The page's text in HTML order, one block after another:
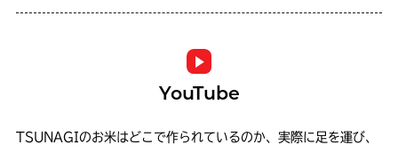
YouTube
TSUNAGIのお米はどこで作られているのか、実際に足を運び、